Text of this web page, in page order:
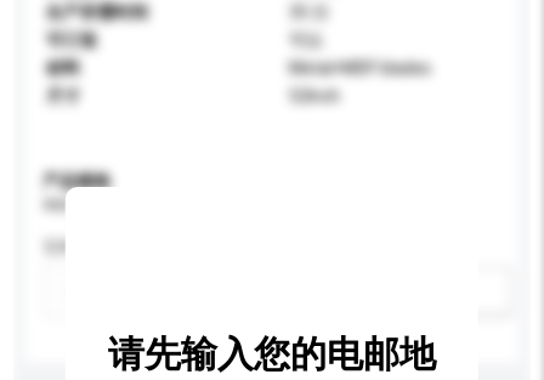
生产所需时间
可订造
可以
材料
Metal+MDF blades
52Inch
产品规格
请先输入您的电邮地